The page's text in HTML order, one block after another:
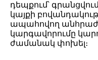
Using Camera Connect
Using Smartphone
You can import images
connecting the smartphone to
դեպքում՝
կայքի
ապահովող
կարգավորումը
ժամանակ փոխել։